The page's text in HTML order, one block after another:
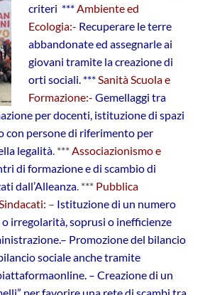
criteri ***Ambiente ed
Ecologia:- Recuperare le terre
abbandonate ed assegnarle ai
giovani tramite la creazione di
orti sociali. ***Sanità Scuola e
Formazione:- Gemellaggi tra
per docenti, istituzione di spazi
con personedi riferimento per
legalità. ***Associazionismo e
di formazione e di scambio di
dall’Alleanza. *** Pubblica
– Istituzione di un numero
irregolarità, soprusi o inefficienze
– Promozione del bilancio
sociale anche tramite
online. – Creazione di un